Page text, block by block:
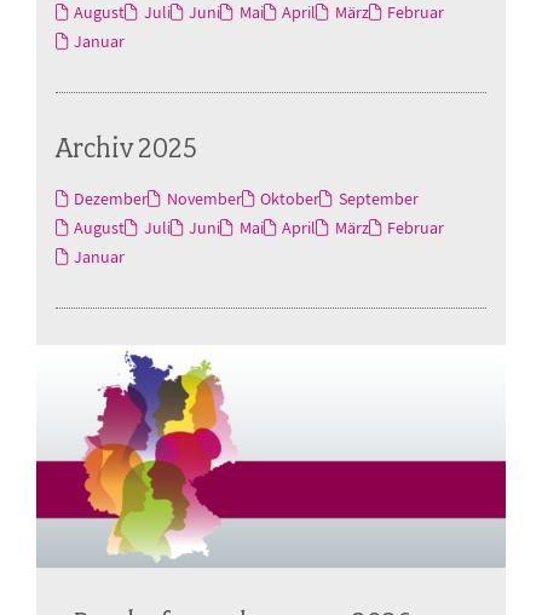
August Juli Juni Mai April März
Februar
Januar
Archiv 2025
Dezember November Oktober
September
August
Juli Juni Mai April März
Februar
Januar